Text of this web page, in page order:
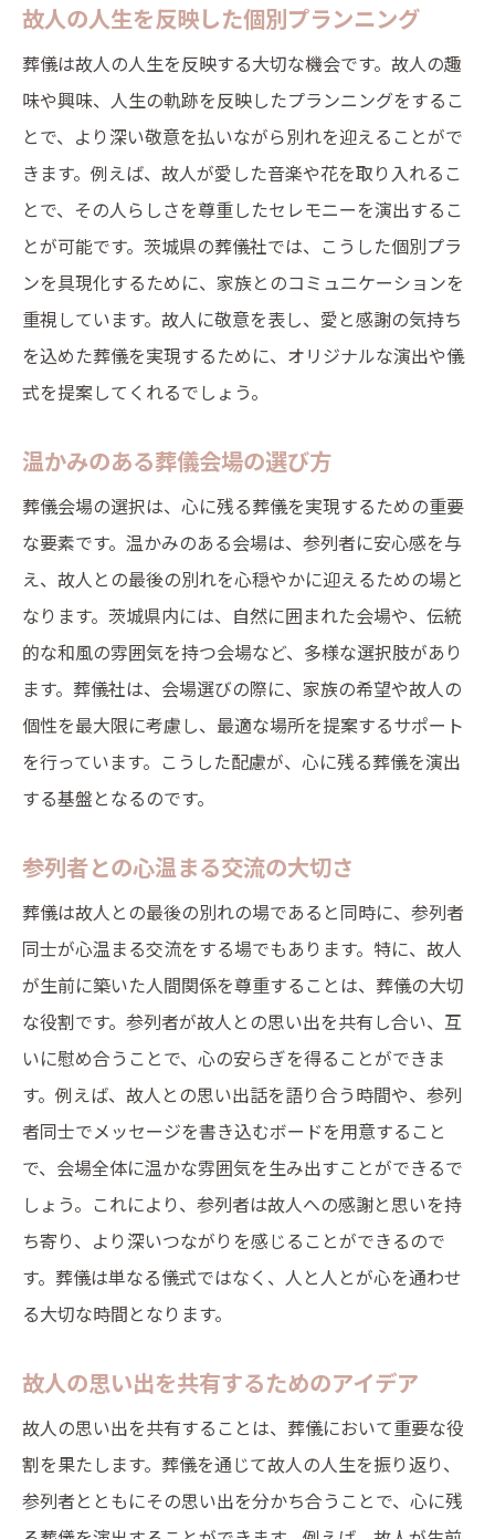
家族の絆を深めるための演出法
故人との思い出を語り合う場の作り方
写真や映像を活用した思い出の共有
個性的な演出で忘れられない時間を演出
家族の物語を紡ぐスピーチの重要性
故人の人生を振り返るスライドショーで葬儀を
スライドショーで表現する故人の軌跡
感動を呼ぶ写真選びのポイント
故人の価値観を反映したスライドショーの
制作
参列者の心に響く演出テクニック
想いを伝えるスライドショーメッセージ
音楽とスピーチで葬儀に温かみを加える演出法
故人が愛した音楽を取り入れる方法
感動的なスピーチの作り方とポイント
音楽とスピーチの調和で温かみを演出
参列者の心に残るスピーチの伝え方
葬儀にふさわしい音楽選びのコツ
参列者のメッセージが集う葬儀の感動的な空間
参列者の心をひとつにするメッセージボー
ド
思い出を共有するための参加型演出
故人への想いを形にするメッセージ集
参列者と共に作る葬儀の思い出
心に響くメッセージを集う空間
心に残る葬儀の結び新たな一歩を踏み出す時間
葬儀の締めくくりにふさわしい言葉選び
新たな一歩を踏み出すための心構え
参列者にとって心温まる別れの場
未来に向けた希望を持つための演出
葬儀で故人の価値観を尊重し心に響く別れを演
故人の人生を反映した個別プランニング
葬儀は故人の人生を反映する大切な機会です。故人の趣
味や興味、人生の軌跡を反映したプランニングをするこ
とで、より深い敬意を払いながら別れを迎えることがで
きます。例えば、故人が愛した音楽や花を取り入れるこ
とで、その人らしさを尊重したセレモニーを演出するこ
とが可能です。茨城県の葬儀社では、こうした個別プラ
ンを具現化するために、家族とのコミュニケーションを
重視しています。故人に敬意を表し、愛と感謝の気持ち
を込めた葬儀を実現するために、オリジナルな演出や儀
式を提案してくれるでしょう。
温かみのある葬儀会場の選び方
葬儀会場の選択は、心に残る葬儀を実現するための重要
な要素です。温かみのある会場は、参列者に安心感を与
え、故人との最後の別れを心穏やかに迎えるための場と
なります。茨城県内には、自然に囲まれた会場や、伝統
的な和風の雰囲気を持つ会場など、多様な選択肢があり
ます。葬儀社は、会場選びの際に、家族の希望や故人の
個性を最大限に考慮し、最適な場所を提案するサポート
を行っています。こうした配慮が、心に残る葬儀を演出
する基盤となるのです。
参列者との心温まる交流の大切さ
葬儀は故人との最後の別れの場であると同時に、参列者
同士が心温まる交流をする場でもあります。特に、故人
が生前に築いた人間関係を尊重することは、葬儀の大切
な役割です。参列者が故人との思い出を共有し合い、互
いに慰め合うことで、心の安らぎを得ることができま
す。例えば、故人との思い出話を語り合う時間や、参列
者同士でメッセージを書き込むボードを用意すること
で、会場全体に温かな雰囲気を生み出すことができるで
しょう。これにより、参列者は故人への感謝と思いを持
ち寄り、より深いつながりを感じることができるので
す。葬儀は単なる儀式ではなく、人と人とが心を通わせ
る大切な時間となります。
故人の思い出を共有するためのアイデア
故人の思い出を共有することは、葬儀において重要な役
割を果たします。葬儀を通じて故人の人生を振り返り、
参列者とともにその思い出を分かち合うことで、心に残